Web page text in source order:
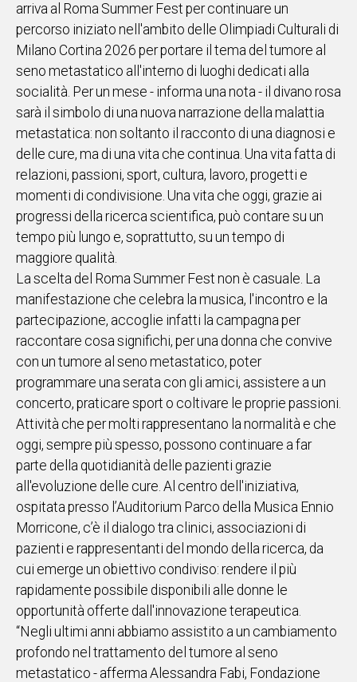
ITALIA
NEL
MONDO
SPORT
EVENTI
STORIE
VIDEO
UNISCITI
AL CANALE
WHATSAPP
Social
arriva al Roma Summer Fest per continuare un
percorso iniziato nell'ambito delle Olimpiadi Culturali di
Milano Cortina 2026 per portare il tema del tumore al
seno metastatico all'interno di luoghi dedicati alla
socialità. Per un mese - informa una nota - il divano rosa
sarà il simbolo di una nuova narrazione della malattia
metastatica: non soltanto il racconto di una diagnosi e
delle cure, ma di una vita che continua. Una vita fatta di
relazioni, passioni, sport, cultura, lavoro, progetti e
momenti di condivisione. Una vita che oggi, grazie ai
progressi della ricerca scientifica, può contare su un
tempo più lungo e, soprattutto, su un tempo di
maggiore qualità.
La scelta del Roma Summer Fest non è casuale. La
manifestazione che celebra la musica, l'incontro e la
partecipazione, accoglie infatti la campagna per
raccontare cosa significhi, per una donna che convive
con un tumore al seno metastatico, poter
programmare una serata con gli amici, assistere a un
concerto, praticare sport o coltivare le proprie passioni.
Attività che per molti rappresentano la normalità e che
oggi, sempre più spesso, possono continuare a far
parte della quotidianità delle pazienti grazie
all'evoluzione delle cure. Al centro dell'iniziativa,
ospitata presso l’Auditorium Parco della Musica Ennio
Morricone, c’è il dialogo tra clinici, associazioni di
pazienti e rappresentanti del mondo della ricerca, da
cui emerge un obiettivo condiviso: rendere il più
rapidamente possibile disponibili alle donne le
opportunità offerte dall'innovazione terapeutica.
“Negli ultimi anni abbiamo assistito a un cambiamento
profondo nel trattamento del tumore al seno
metastatico - afferma Alessandra Fabi, Fondazione